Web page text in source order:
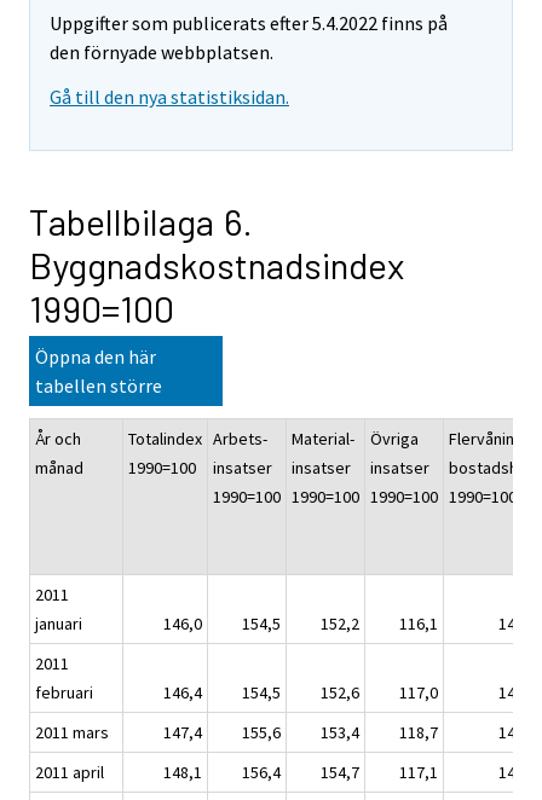
Uppgifter som publicerats efter 5.4.2022 finns på
den förnyade webbplatsen.
Gå till den nya statistiksidan.
Tabellbilaga 6.
Byggnadskostnadsindex
1990=100
Öppna den här
tabellen större
År och
månad
Totalindex
1990=100
Arbets-
insatser
1990=100
Material-
insatser
1990=100
Övriga
insatser
1990=100
Flervånings-
bostadshus
1990=100
2011
januari
146,0 154,5 152,2 116,1
144,3
2011
februari
146,4 154,5 152,6 117,0
144,8
2011 mars
147,4 155,6 153,4 118,7
145,7
2011 april
148,1 156,4 154,7 117,1
146,5